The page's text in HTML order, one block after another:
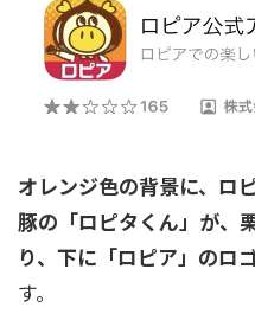
オレンジ色の背景に、ロ
豚の「ロピタくん」が、
り、下に「ロピア」のロ
す。